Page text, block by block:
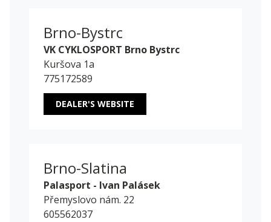
Brno-Bystrc
VK CYKLOSPORT Brno Bystrc
Kuršova 1a
775172589
DEALER'S WEBSITE
Brno-Slatina
Palasport - Ivan Palásek
Přemyslovo nám. 22
605562037